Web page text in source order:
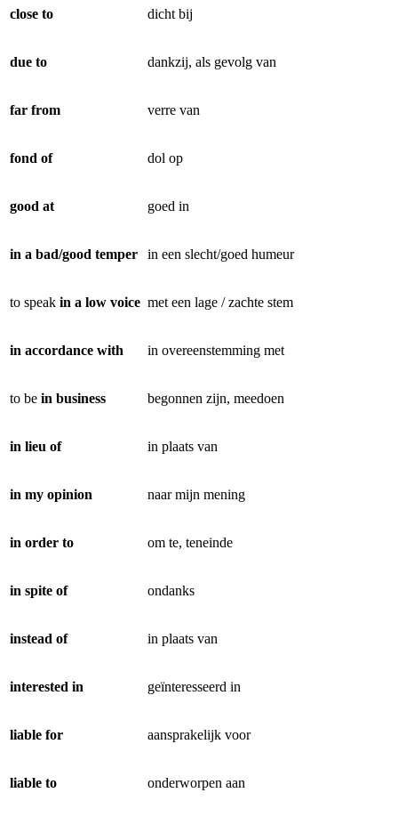
close to dicht bij
due to dankzij, als gevolg van
far from verre van
fond of dol op
good at goed in
in a bad/good temper in een slecht/goed humeur
to speak in a low voice met een lage / zachte stem
in accordance with in overeenstemming met
to be in business begonnen zijn, meedoen
in lieu of in plaats van
in my opinion naar mijn mening
in order to om te, teneinde
in spite of ondanks
instead of in plaats van
interested in geïnteresseerd in
liable for aansprakelijk voor
liable to onderworpen aan